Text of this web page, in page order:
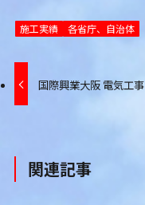
施工実績 各省庁、自治体
国際興業大阪 電気工事
関連記事